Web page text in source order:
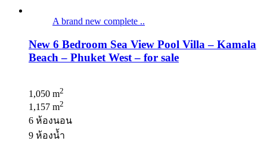
A brand new complete ..
New 6 Bedroom Sea View Pool Villa – Kamala
Beach – Phuket West – for sale
1,050 m2
1,157 m2
6 ห้องนอน
9 ห้องน้ำ